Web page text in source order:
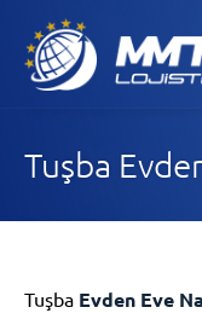
Tuşba
Tuşba Evden Eve